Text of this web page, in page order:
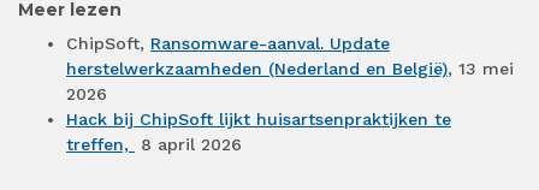
Meer lezen
ChipSoft, Ransomware-aanval. Update
herstelwerkzaamheden (Nederland en België), 13 mei
2026
Hack bij ChipSoft lijkt huisartsenpraktijken te
treffen,
8 april 2026